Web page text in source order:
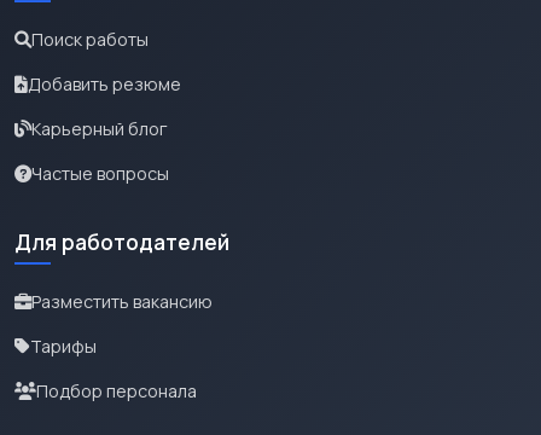
Поиск работы
Добавить резюме
Карьерный блог
Частые вопросы
Для работодателей
Разместить вакансию
Тарифы
Подбор персонала